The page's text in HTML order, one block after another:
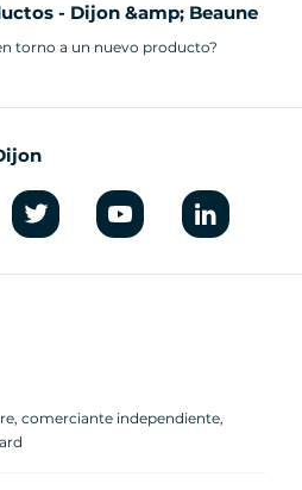
- Dijon &amp; Beaune
torno a un nuevo producto?
comerciante independiente,